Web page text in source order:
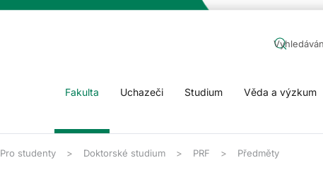
Fakulta Uchazeči Studium Věda a výzkum
Pro studenty Doktorské studium PRF Předměty